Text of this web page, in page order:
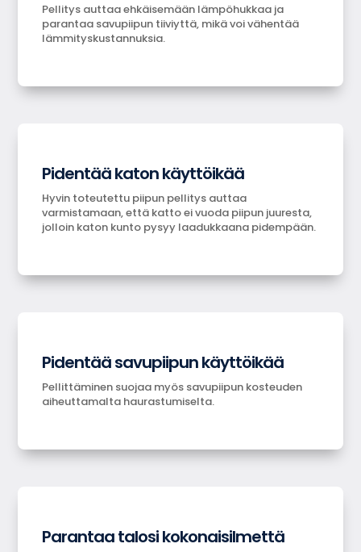
Pellitys auttaa ehkäisemään lämpöhukkaa ja
parantaa savupiipun tiiviyttä, mikä voi vähentää
lämmityskustannuksia.
Pidentää katon käyttöikää
Hyvin toteutettu piipun pellitys auttaa
varmistamaan, että katto ei vuoda piipun juuresta,
jolloin katon kunto pysyy laadukkaana pidempään.
Pidentää savupiipun käyttöikää
Pellittäminen suojaa myös savupiipun kosteuden
aiheuttamalta haurastumiselta.
Parantaa talosi kokonaisilmettä